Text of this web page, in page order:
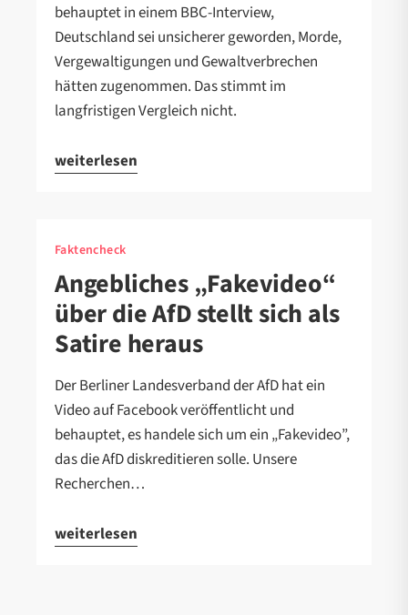
behauptet in einem BBC-Interview,
Deutschland sei unsicherer geworden, Morde,
Vergewaltigungen und Gewaltverbrechen
hätten zugenommen. Das stimmt im
langfristigen Vergleich nicht.
weiterlesen
Faktencheck
Angebliches „Fakevideo“
über die AfD stellt sich als
Satire heraus
Der Berliner Landesverband der AfD hat ein
Video auf Facebook veröffentlicht und
behauptet, es handele sich um ein „Fakevideo”,
das die AfD diskreditieren solle. Unsere
Recherchen…
weiterlesen